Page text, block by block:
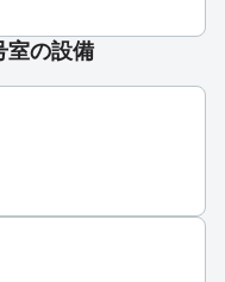
室の設備